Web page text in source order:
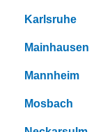
Karlsruhe
Mainhausen
Mannheim
Mosbach